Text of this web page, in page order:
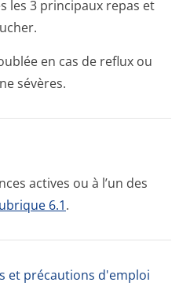
les 3 principaux repas et
en cas de reflux ou
sévères.
actives ou à l’un des
6.1.
et précautions d'emploi